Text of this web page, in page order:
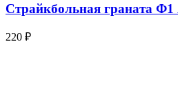
Страйкбольная граната Ф1
220 ₽